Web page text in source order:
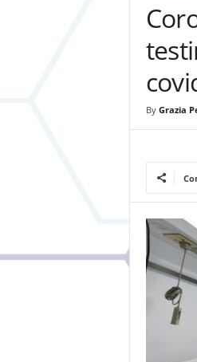
By Grazia